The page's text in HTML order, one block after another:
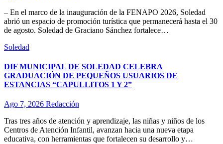
– En el marco de la inauguración de la FENAPO 2026, Soledad
abrió un espacio de promoción turística que permanecerá hasta el 30
de agosto. Soledad de Graciano Sánchez fortalece…
Soledad
DIF MUNICIPAL DE SOLEDAD CELEBRA
GRADUACIÓN DE PEQUEÑOS USUARIOS DE
ESTANCIAS “CAPULLITOS 1 Y 2”
Ago 7, 2026 Redacción
Tras tres años de atención y aprendizaje, las niñas y niños de los
Centros de Atención Infantil, avanzan hacia una nueva etapa
educativa, con herramientas que fortalecen su desarrollo y…